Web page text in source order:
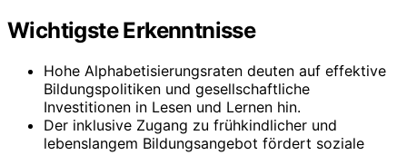
Wichtigste Erkenntnisse
Hohe Alphabetisierungsraten deuten auf effektive
Bildungspolitiken und gesellschaftliche
Investitionen in Lesen und Lernen hin.
Der inklusive Zugang zu frühkindlicher und
lebenslangem Bildungsangebot fördert soziale